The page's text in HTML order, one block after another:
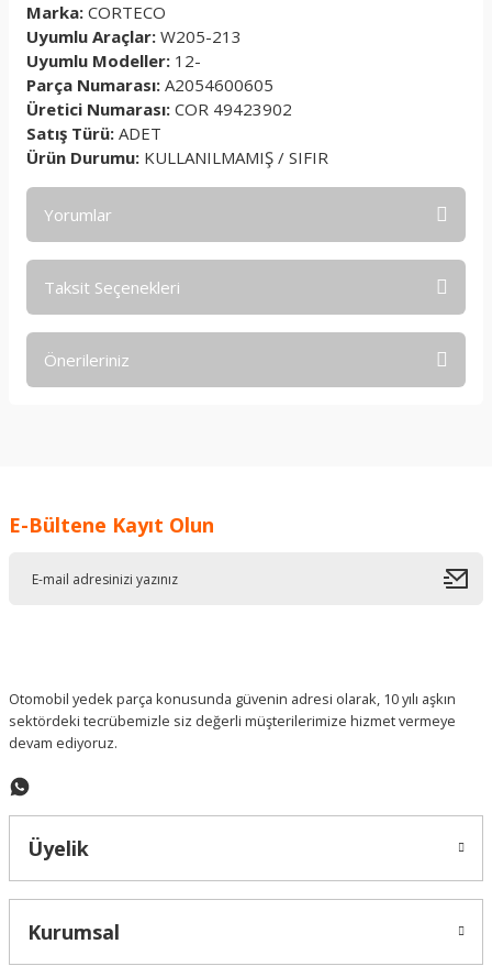
Marka: CORTECO
Uyumlu Araçlar: W205-213
Uyumlu Modeller: 12-
Parça Numarası: A2054600605
Üretici Numarası: COR 49423902
Satış Türü: ADET
Ürün Durumu: KULLANILMAMIŞ / SIFIR
Yorumlar
Taksit Seçenekleri
Önerileriniz
Ürün resmi kalitesiz, bozuk veya görüntülenemiyor.
E-Bültene Kayıt Olun
Otomobil yedek parça konusunda güvenin adresi olarak, 10 yılı aşkın
sektördeki tecrübemizle siz değerli müşterilerimize hizmet vermeye
devam ediyoruz.
Üyelik
Kurumsal